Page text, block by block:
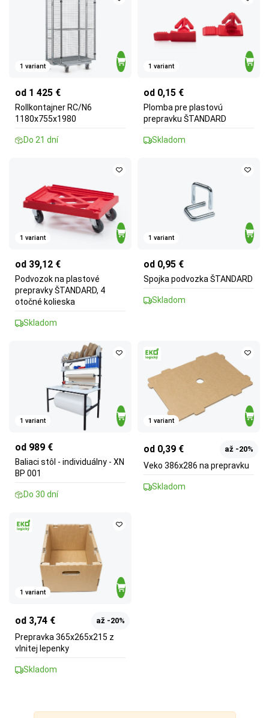
1 variant
od 1 425 €
Rollkontajner RC/N6
1180x755x1980
Do 21 dní
1 variant
od 0,15 €
Plomba pre plastovú
prepravku ŠTANDARD
Skladom
1 variant
od 39,12 €
Podvozok na plastové
prepravky ŠTANDARD, 4
otočné kolieska
Skladom
1 variant
od 0,95 €
Spojka podvozka ŠTANDARD
Skladom
1 variant
od 989 €
Baliaci stôl - individuálny - XN
BP 001
Do 30 dní
1 variant
od 0,39 € až -20%
Veko 386x286 na prepravku
Skladom
1 variant
od 3,74 € až -20%
Prepravka 365x265x215 z
vlnitej lepenky
Skladom